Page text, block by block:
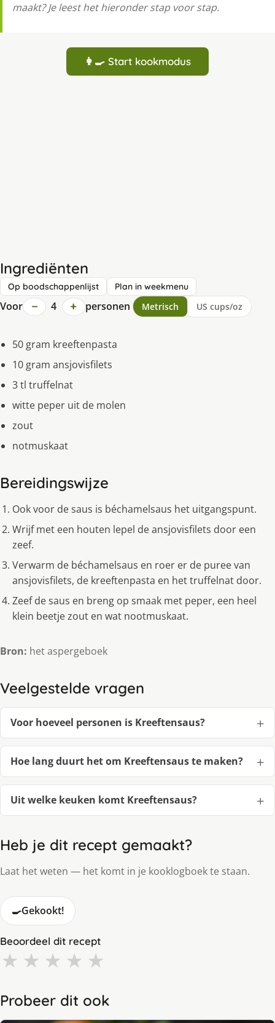
maakt? Je leest het hieronder stap voor stap.
👩‍🍳 Start kookmodus
Ingrediënten
Op boodschappenlijst Plan in weekmenu
Voor − 4 + personen Metrisch US cups/oz
50 gram kreeftenpasta
10 gram ansjovisfilets
3 tl truffelnat
witte peper uit de molen
zout
notmuskaat
Bereidingswijze
Ook voor de saus is béchamelsaus het uitgangspunt.
Wrijf met een houten lepel de ansjovisfilets door een
zeef.
Verwarm de béchamelsaus en roer er de puree van
ansjovisfilets, de kreeftenpasta en het truffelnat door.
Zeef de saus en breng op smaak met peper, een heel
klein beetje zout en wat nootmuskaat.
Bron: het aspergeboek
Veelgestelde vragen
Voor hoeveel personen is Kreeftensaus?
Hoe lang duurt het om Kreeftensaus te maken?
Uit welke keuken komt Kreeftensaus?
Heb je dit recept gemaakt?
Laat het weten — het komt in je kooklogboek te staan.
🍳Gekookt!
Beoordeel dit recept
★ ★ ★ ★ ★
Probeer dit ook